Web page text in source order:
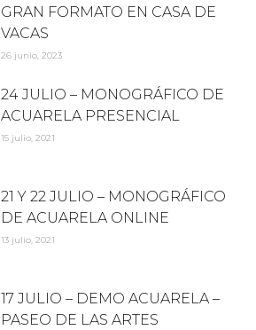
GRAN FORMATO EN CASA DE
VACAS
26 junio, 2023
24 JULIO – MONOGRÁFICO DE
ACUARELA PRESENCIAL
15 julio, 2021
21 Y 22 JULIO – MONOGRÁFICO
DE ACUARELA ONLINE
13 julio, 2021
17 JULIO – DEMO ACUARELA –
PASEO DE LAS ARTES